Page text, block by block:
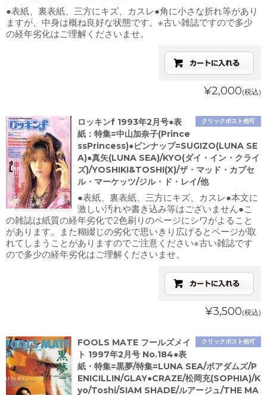
●表紙、裏表紙、三方にキズ、カスレ●角に小さな折れ等があり
ますが、中身は概ね良好な状態です。※古い雑誌ですので多少
の経年劣化はご理解くださいませ。
¥2,000(税込)
クリックポスト他可
ロッキンf 1993年2月号●表
紙：特集=中山加奈子(Prince
ssPrincess)●ピンナップ=SUGIZO(LUNA SE
A)●真矢(LUNA SEA)/KYO(ダイ・イン・クライ
ズ)/YOSHIKI&TOSHI(X)/ザ・マッド・カプセ
ル・マーケッツ/ジル・ド・レイ/他
●表紙、裏表紙、三方にキズ、カスレ●本文に
激しい汚れや書き込み等はございません●こ
の雑誌は紙質の経年劣化で2色刷りのページにシワがよること
があります。また糊綴じの劣化で思いきり広げるとページが取
れてしまうことがありますのでご注意ください※古い雑誌です
ので多少の経年劣化はご理解くださいませ。
¥3,500(税込)
クリックポスト他可
FOOLS MATE フールズメイ
ト 1997年2月号 No.184●表
紙・特集=黒夢/特集=LUNA SEA/ボアダムズ/P
ENICILLIN/GLAY●CRAZE/松岡充(SOPHIA)/K
yo/Toshi/SIAM SHADE/ルアージュ/THE MA